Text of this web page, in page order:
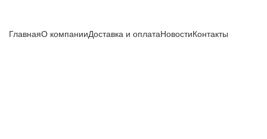
ГлавнаяО компанииДоставка и оплатаНовостиКонтакты